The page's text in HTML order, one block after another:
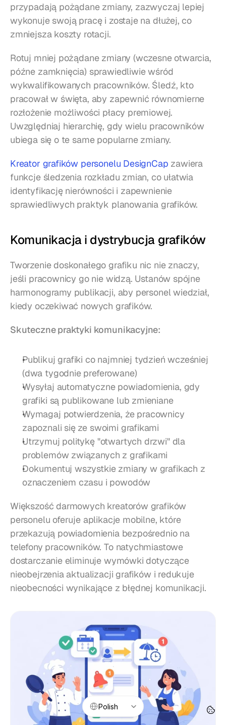
przypadają pożądane zmiany, zazwyczaj lepiej
wykonuje swoją pracę i zostaje na dłużej, co
zmniejsza koszty rotacji.
Rotuj mniej pożądane zmiany (wczesne otwarcia,
późne zamknięcia) sprawiedliwie wśród
wykwalifikowanych pracowników. Śledź, kto
pracował w święta, aby zapewnić równomierne
rozłożenie możliwości płacy premiowej.
Uwzględniaj hierarchię, gdy wielu pracowników
ubiega się o te same popularne zmiany.
Kreator grafików personelu DesignCap zawiera
funkcje śledzenia rozkładu zmian, co ułatwia
identyfikację nierówności i zapewnienie
sprawiedliwych praktyk planowania grafików.
Komunikacja i dystrybucja grafików
Tworzenie doskonałego grafiku nic nie znaczy,
jeśli pracownicy go nie widzą. Ustanów spójne
harmonogramy publikacji, aby personel wiedział,
kiedy oczekiwać nowych grafików.
Skuteczne praktyki komunikacyjne:
Publikuj grafiki co najmniej tydzień wcześniej
(dwa tygodnie preferowane)
Wysyłaj automatyczne powiadomienia, gdy
grafiki są publikowane lub zmieniane
Wymagaj potwierdzenia, że pracownicy
zapoznali się ze swoimi grafikami
Utrzymuj politykę "otwartych drzwi" dla
problemów związanych z grafikami
Dokumentuj wszystkie zmiany w grafikach z
oznaczeniem czasu i powodów
Większość darmowych kreatorów grafików
personelu oferuje aplikacje mobilne, które
przekazują powiadomienia bezpośrednio na
telefony pracowników. To natychmiastowe
dostarczanie eliminuje wymówki dotyczące
nieobejrzenia aktualizacji grafików i redukuje
nieobecności wynikające z błędnej komunikacji.
Select Language
Polish